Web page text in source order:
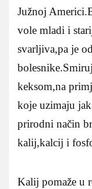
Južnoj
vole mladi i
svarljiva,pa je
keksom,na
koje uzimaju
prirodni način
kalij,kalcij i
Kalij pomaže u